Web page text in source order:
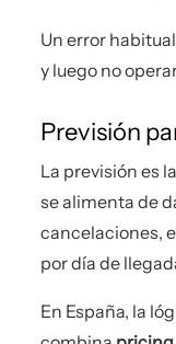
Un error
y luego no
Previsión
La previsión es
se alimenta de
cancelaciones,
por día de
En España, la